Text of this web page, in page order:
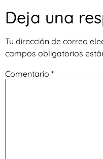
Deja una
Tu dirección de correo
campos obligatorios
Comentario *